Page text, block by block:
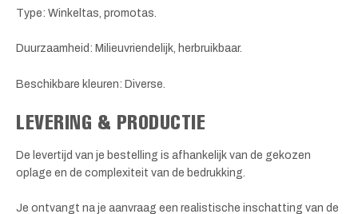
Type: Winkeltas, promotas.
Duurzaamheid: Milieuvriendelijk, herbruikbaar.
Beschikbare kleuren: Diverse.
LEVERING & PRODUCTIE
De levertijd van je bestelling is afhankelijk van de gekozen
oplage en de complexiteit van de bedrukking.
Je ontvangt na je aanvraag een realistische inschatting van de